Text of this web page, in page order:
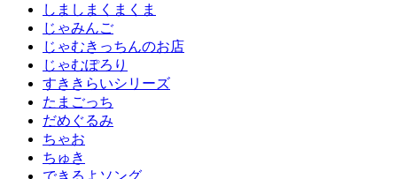
しましまくまくま
じゃみんご
じゃむきっちんのお店
じゃむぽろり
すききらいシリーズ
たまごっち
だめぐるみ
ちゃお
ちゅき
できるよソング